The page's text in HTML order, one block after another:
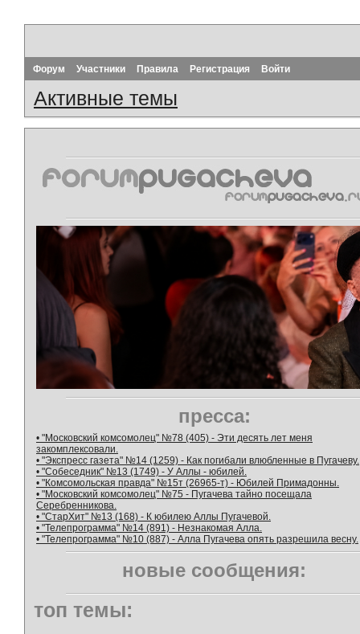
Форум Участники Правила Регистрация Войти
Активные темы
пресса:
• "Московский комсомолец" №78 (405) - Эти десять лет меня
закомплексовали.
• "Экспресс газета" №14 (1259) - Как погибали влюбленные в Пугачеву.
• "Собеседник" №13 (1749) - У Аллы - юбилей.
• "Комсомольская правда" №15т (26965-т) - Юбилей Примадонны.
• "Московский комсомолец" №75 - Пугачева тайно посещала
Серебренникова.
• "СтарХит" №13 (168) - К юбилею Аллы Пугачевой.
• "Телепрограмма" №14 (891) - Незнакомая Алла.
• "Телепрограмма" №10 (887) - Алла Пугачева опять разрешила весну.
новые сообщения:
топ темы: